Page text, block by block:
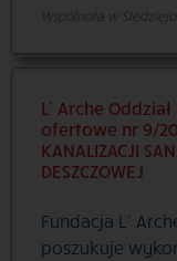
Wspólnota w
L’ Arche
ofertowe nr 9/
KANALIZACJI
DESZCZOWEJ
Fundacja L’
poszukuje